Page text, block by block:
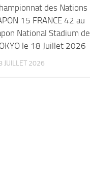
des Nations
15 FRANCE 42 au
National Stadium de
le 18 Juillet 2026
JUILLET 2026